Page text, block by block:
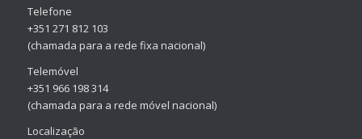
Telefone
+351 271 812 103
(chamada para a rede fixa nacional)
Telemóvel
+351 966 198 314
(chamada para a rede móvel nacional)
Localização